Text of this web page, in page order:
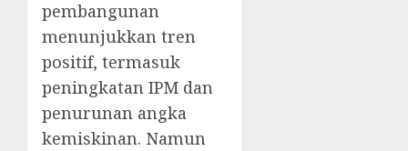
pembangunan
menunjukkan tren
positif, termasuk
peningkatan IPM dan
penurunan angka
kemiskinan. Namun